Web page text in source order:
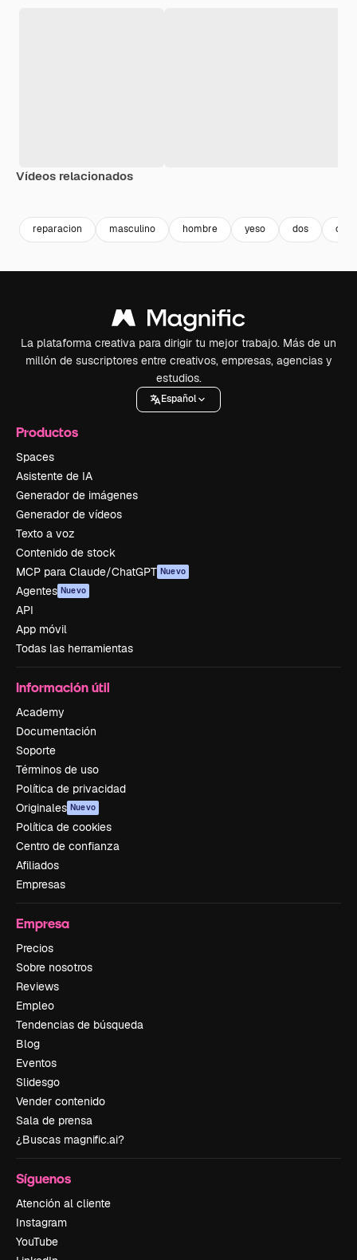
Vídeos relacionados
reparacion masculino hombre yeso dos
La plataforma creativa para dirigir tu mejor trabajo. Más de un
millón de suscriptores entre creativos, empresas, agencias y
estudios.
Español
Productos
Spaces
Asistente de IA
Generador de imágenes
Generador de vídeos
Texto a voz
Contenido de stock
MCP para Claude/ChatGPT Nuevo
Agentes Nuevo
API
App móvil
Todas las herramientas
Información útil
Academy
Documentación
Soporte
Términos de uso
Política de privacidad
Originales Nuevo
Política de cookies
Centro de confianza
Afiliados
Empresas
Empresa
Precios
Sobre nosotros
Reviews
Empleo
Tendencias de búsqueda
Blog
Eventos
Slidesgo
Vender contenido
Sala de prensa
¿Buscas magnific.ai?
Síguenos
Atención al cliente
Instagram
YouTube